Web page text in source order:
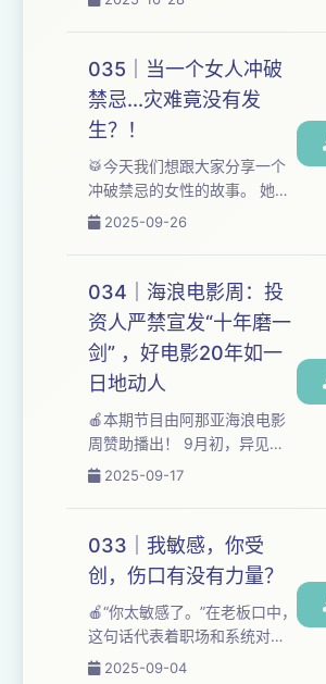
色狂欢，野心的性别双标，“野
心资格论”，以及当网友在维护
娱乐圈等级秩序...
品，呈现了从标签化“塑料情”向
更复杂深刻的“爱女”叙事的转
变。 本期节目试图聚焦近十年
描绘“姐妹情谊”的影视作品，包
括《小时代》、《七月与安
生》、《二十不惑》、《我在
她乡挺好的》、《梦华录》、
生》、《绝望写手》，分析创
作者们如何逐渐转向“爱女叙
事”，如何探索...
035｜当一个女人冲破
禁忌...灾难竟没有发
生？！
🥁今天我们想跟大家分享一个
冲破禁忌的女性的故事。 她叫
何桂英，60年代生于云南西双
叫基诺族的少数民族。在基诺
族的神话中，大鼓由创世女神
“阿嫫尧白”赐予，是拯救祖先的
圣物。几千年来，大鼓舞是祭
祀女神的庄严仪式。但何桂英
却从出生时就听说，大鼓只能
就会发生不好的事。她们因此
都对打鼓感到恐惧。 基诺族女
性不能打鼓的禁忌，在二十世
2025-09-26
034｜海浪电影周：投
资人严禁宣发“十年磨一
剑” ，好电影20年如一
日地动人
🍎本期节目由阿那亚海浪电影
周赞助播出！ 9月初，异见房
间去阿那亚海浪电影周啦！本
周」参加的一场活动《新浪潮
论坛：破圈、共鸣、新生：暑
期档电影市场启示录》，听中
影、华谊、大麦这些公司总们
复盘2025年暑期档电影市场表
现，具体内容有：《南京照相
馆》拯救了今年暑期档，申奥
2025-09-17
033｜我敏感，你受
创，伤口有没有力量？
🍎“你太敏感了。”在老板口中，
这句话代表着职场和系统对个
人的要求。你敏感那是你的问
2025-09-04